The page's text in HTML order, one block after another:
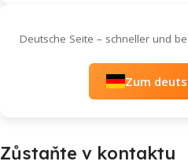
Deutsche Seite – schneller und
Zum
Zůstaňte v kontaktu